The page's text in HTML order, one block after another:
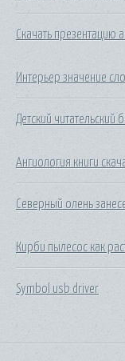
Скачать презентацию
Интерьер значение
Детский читательский
Ангиология книги
Северный олень
Кирби пылесос как
Symbol usb driver